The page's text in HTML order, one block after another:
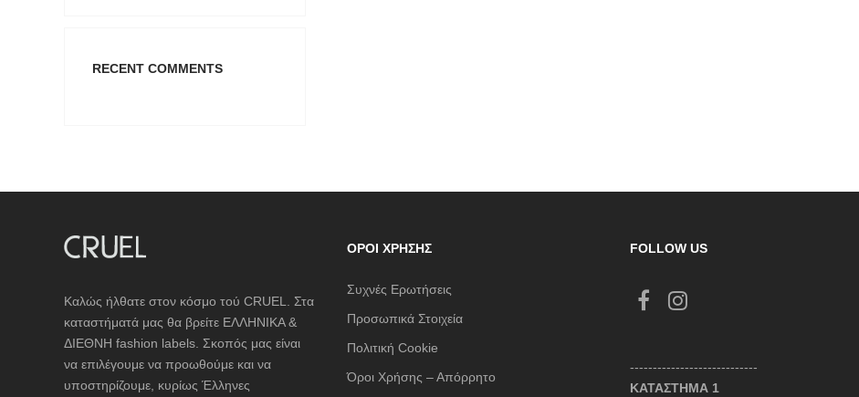
RECENT COMMENTS
Καλώς ήλθατε στον κόσμο τού CRUEL. Στα
καταστήματά μας θα βρείτε ΕΛΛΗΝΙΚΑ &
ΔΙΕΘΝΗ fashion labels. Σκοπός μας είναι
να επιλέγουμε να προωθούμε και να
υποστηρίζουμε, κυρίως Έλληνες
ΌΡΟΙ ΧΡΉΣΗΣ
Συχνές Ερωτήσεις
Προσωπικά Στοιχεία
Πολιτική Cookie
Όροι Χρήσης – Απόρρητο
FOLLOW US
----------------------------
ΚΑΤΑΣΤΗΜΑ 1